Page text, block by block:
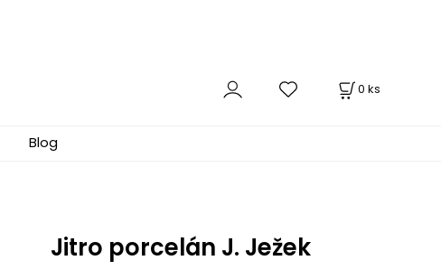
0 ks
Blog
Jitro porcelán J. Ježek